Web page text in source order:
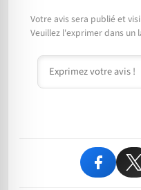
Votre avis sera publié et
Veuillez l'exprimer dans un
Commentaire